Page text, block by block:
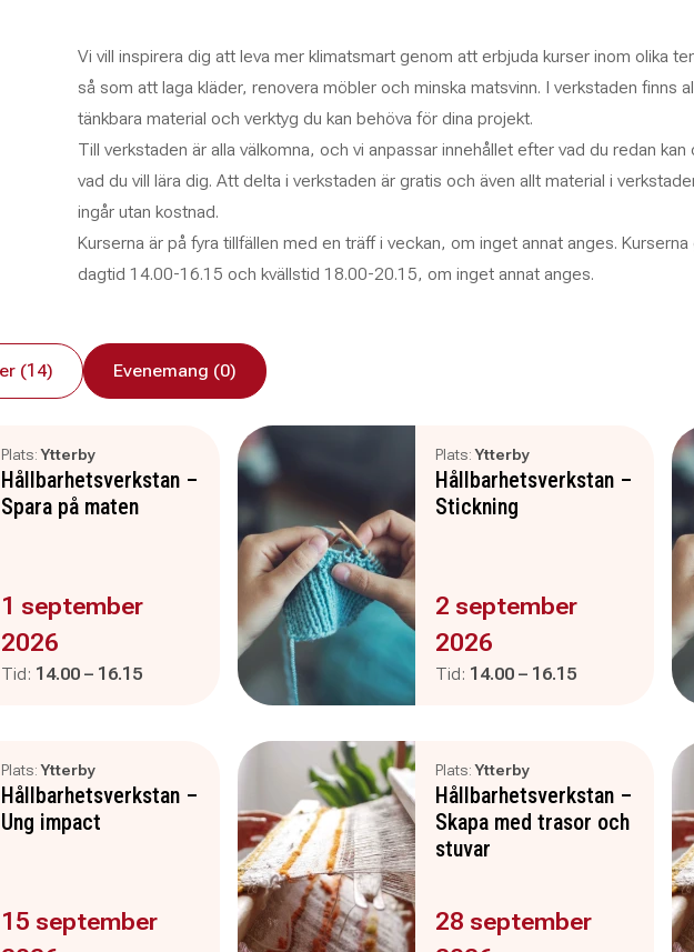
Vi vill inspirera dig att leva mer klimatsmart genom att erbjuda kurser inom olika
så som att laga kläder, renovera möbler och minska matsvinn. I verkstaden finns
tänkbara material och verktyg du kan behöva för dina projekt.
Till verkstaden är alla välkomna, och vi anpassar innehållet efter vad du redan kan
vad du vill lära dig. Att delta i verkstaden är gratis och även allt material i
ingår utan kostnad.
Kurserna är på fyra tillfällen med en träff i veckan, om inget annat anges. Kurserna
dagtid 14.00-16.15 och kvällstid 18.00-20.15, om inget annat anges.
(14) Evenemang (0)
Plats:Ytterby
Hållbarhetsverkstan –
Spara på maten
Evenemanget är :
1 september
2026
Tid: Pågår mellan
14.00 – och
16.15
Plats:Ytterby
Hållbarhetsverkstan –
Stickning
Evenemanget är :
2 september
2026
Tid: Pågår mellan
14.00 – och
16.15
Plats:Ytterby
Hållbarhetsverkstan –
Ung impact
Evenemanget är :
15 september
Plats:Ytterby
Hållbarhetsverkstan –
Skapa med trasor och
stuvar
Evenemanget är :
28 september